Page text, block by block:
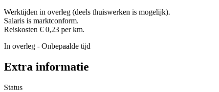
Werktijden in overleg (deels thuiswerken is mogelijk).
Salaris is marktconform.
Reiskosten € 0,23 per km.
In overleg - Onbepaalde tijd
Extra informatie
Status